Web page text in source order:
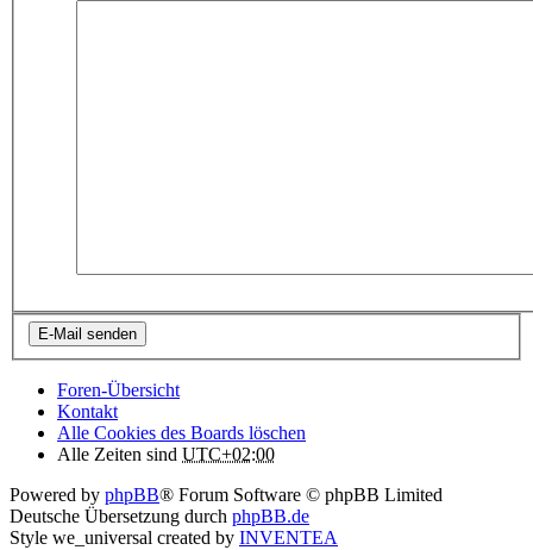
Foren-Übersicht
Kontakt
Alle Cookies des Boards löschen
Alle Zeiten sind UTC+02:00
Powered by phpBB® Forum Software © phpBB Limited
Deutsche Übersetzung durch phpBB.de
Style we_universal created by INVENTEA